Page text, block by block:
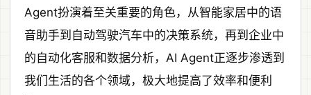
Agent扮演着至关重要的角色，从智能家居中的语
音助手到自动驾驶汽车中的决策系统，再到企业中
的自动化客服和数据分析，AI Agent正逐步渗透到
我们生活的各个领域，极大地提高了效率和便利